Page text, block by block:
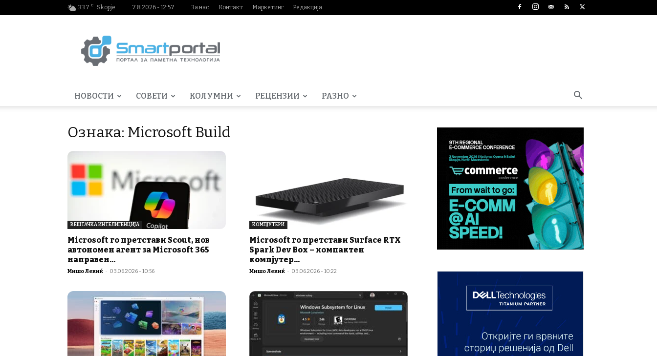
33.7 C Skopje 7.8.2026 - 12:57 За нас Контакт Маркетинг Редакција
НОВОСТИ СОВЕТИ КОЛУМНИ РЕЦЕНЗИИ РАЗНО
Ознака: Microsoft Build
ВЕШТАЧКА ИНТЕЛИГЕНЦИЈА
Microsoft го претстави Scout, нов
автономен агент за Microsoft 365
направен...
Мишо Лекиќ - 03.06.2026 - 10:56
КОМПЈУТЕРИ
Microsoft го претстави Surface RTX
Spark Dev Box – компактен
компјутер...
Мишо Лекиќ - 03.06.2026 - 10:22